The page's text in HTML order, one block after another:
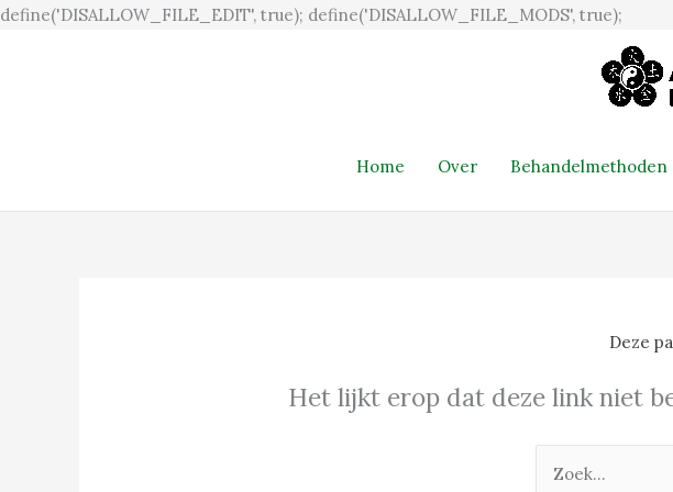
define('DISALLOW_FILE_EDIT', true); define('DISALLOW_FILE_MODS', true);
naar
de
Home Over Behandelmethoden
Deze
Het lijkt erop dat deze link niet
Zoek